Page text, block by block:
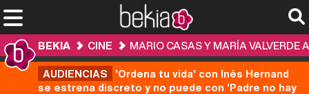
BEKIA CINE
MARIO CASAS Y MARÍA VALVERDE
AUDIENCIAS 'Ordena tu vida' con Inés Hernand
se estrena discreto y no puede con 'Padre no hay